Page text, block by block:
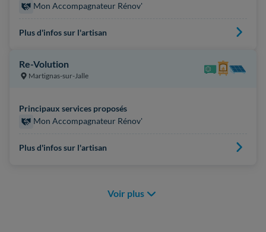
Mon Accompagnateur Rénov'
Plus d'infos sur l'artisan
Re-Volution
Martignas-sur-Jalle
Principaux services proposés
Mon Accompagnateur Rénov'
Plus d'infos sur l'artisan
Voir plus